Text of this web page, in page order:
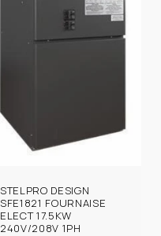
STELPRO DESIGN
SFE1821 FOURNAISE
ELECT 17.5KW
240V/208V 1PH